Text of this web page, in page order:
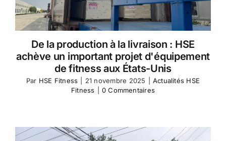
De la production à la livraison : HSE
achève un important projet d'équipement
de fitness aux États-Unis
Par HSE Fitness 21 novembre 2025
Actualités HSE
Fitness
0 Commentaires